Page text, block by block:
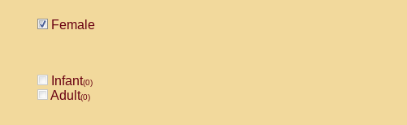
Female
Infant(0)
Adult(0)